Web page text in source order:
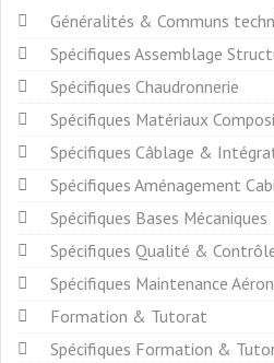
Généralités & Communs
Spécifiques Assemblage
Spécifiques Chaudronnerie
Spécifiques Matériaux
Spécifiques Câblage &
Spécifiques Aménagement
Spécifiques Bases Mécaniques
Spécifiques Qualité &
Spécifiques Maintenance
Formation & Tutorat
Spécifiques Formation &